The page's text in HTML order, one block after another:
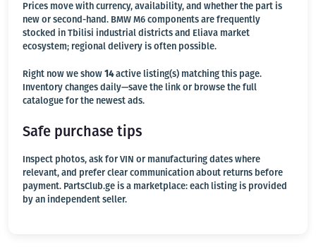
Prices move with currency, availability, and whether the part is
new or second-hand. BMW M6 components are frequently
stocked in Tbilisi industrial districts and Eliava market
ecosystem; regional delivery is often possible.
Right now we show 14active listing(s) matching this page.
Inventory changes daily—save the link or browse the full
catalogue for the newest ads.
Safe purchase tips
Inspect photos, ask for VIN or manufacturing dates where
relevant, and prefer clear communication about returns before
payment. PartsClub.ge is a marketplace: each listing is provided
by an independent seller.